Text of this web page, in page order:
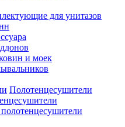
для унитазов
и моек
Полотенцесушители